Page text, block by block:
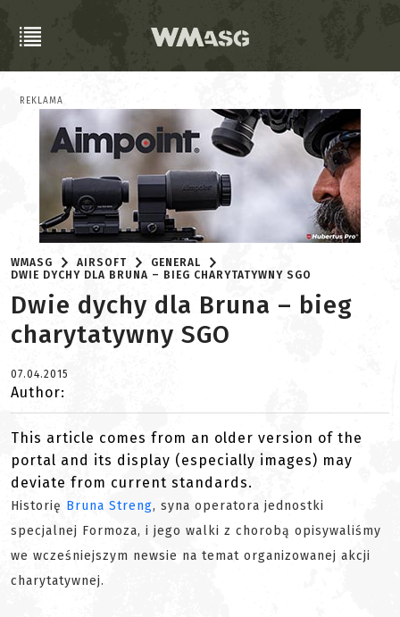
REKLAMA
WMASG AIRSOFT
GENERAL
DWIE DYCHY DLA BRUNA – BIEG CHARYTATYWNY SGO
Dwie dychy dla Bruna – bieg
charytatywny SGO
07.04.2015
Author:
This article comes from an older version of the
portal and its display (especially images) may
deviate from current standards.
Historię Bruna Streng, syna operatora jednostki
specjalnej Formoza, i jego walki z chorobą opisywaliśmy
we wcześniejszym newsie na temat organizowanej akcji
charytatywnej.